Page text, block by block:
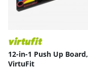
12-in-1 Push Up Board,
VirtuFit